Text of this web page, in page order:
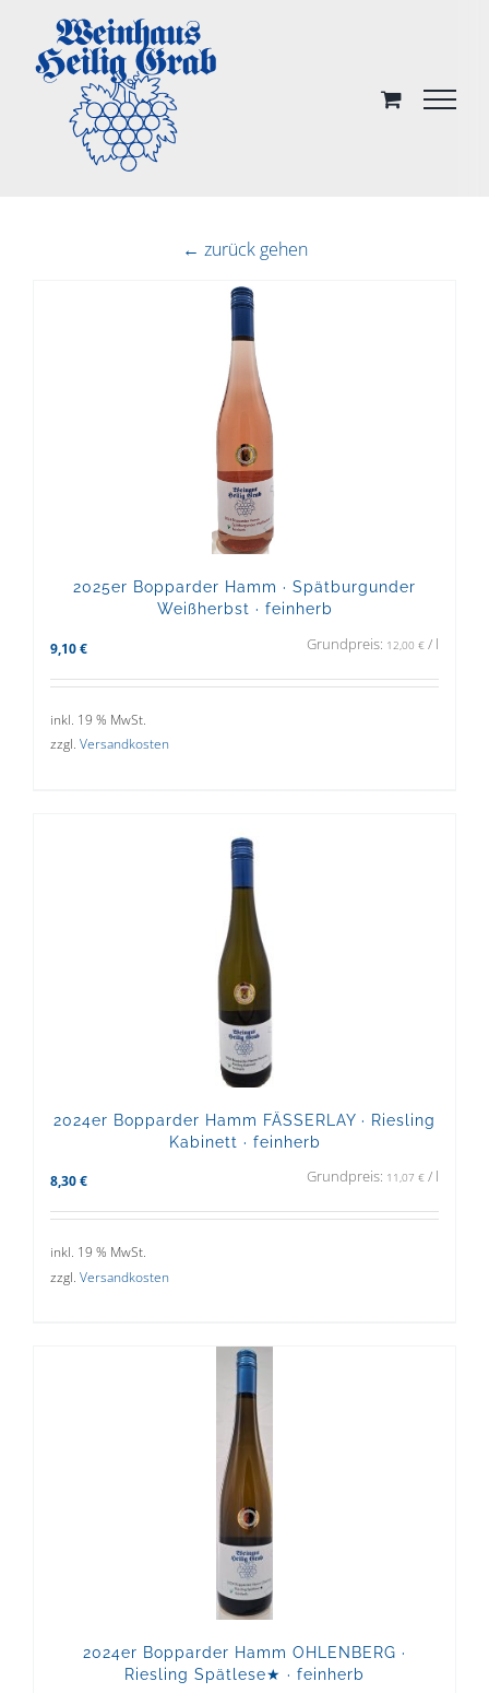
content
← zurück gehen
2025er Bopparder Hamm · Spätburgunder
Weißherbst · feinherb
9,10 € Grundpreis: 12,00 € / l
inkl. 19 % MwSt.
zzgl. Versandkosten
2024er Bopparder Hamm FÄSSERLAY · Riesling
Kabinett · feinherb
8,30 € Grundpreis: 11,07 € / l
inkl. 19 % MwSt.
zzgl. Versandkosten
2024er Bopparder Hamm OHLENBERG ·
Riesling Spätlese★ · feinherb